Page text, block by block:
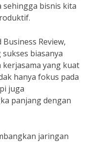
sehingga bisnis kita
Review,
biasanya
yang kuat
hanya fokus pada
juga
panjang dengan
jaringan